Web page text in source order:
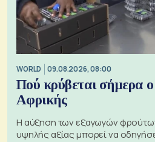
WORLD 09.08.2026, 08:00
Πού κρύβεται σήμερα
Αφρικής
Η αύξηση των εξαγωγών
υψηλής αξίας μπορεί να